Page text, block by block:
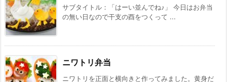
サブタイトル：「はーい並んでね♪」 今日はお弁当
の無い日なので干支の酉をつくって ...
ニワトリ弁当
ニワトリを正面と横向きと作ってみました。黄身だ